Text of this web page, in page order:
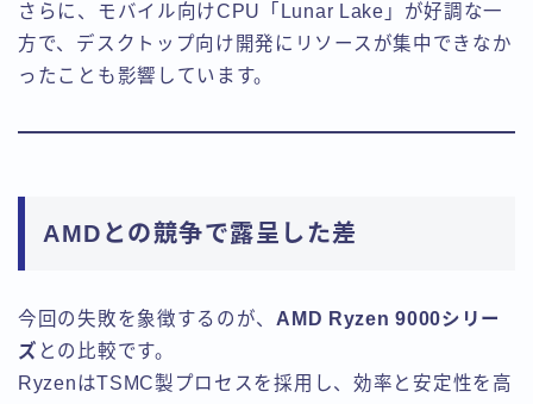
さらに、モバイル向けCPU「Lunar Lake」が好調な一
方で、デスクトップ向け開発にリソースが集中できなか
ったことも影響しています。
AMDとの競争で露呈した差
今回の失敗を象徴するのが、 AMD Ryzen 9000シリー
ズ との比較です。
RyzenはTSMC製プロセスを採用し、効率と安定性を高